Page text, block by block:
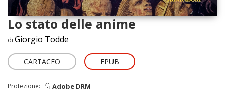
Lo stato delle anime
di Giorgio Todde
CARTACEO EPUB
Protezione: Adobe DRM